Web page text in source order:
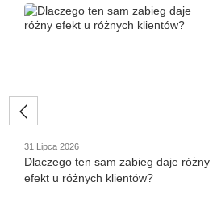
31 Lipca 2026
Dlaczego ten sam zabieg daje różny
efekt u różnych klientów?